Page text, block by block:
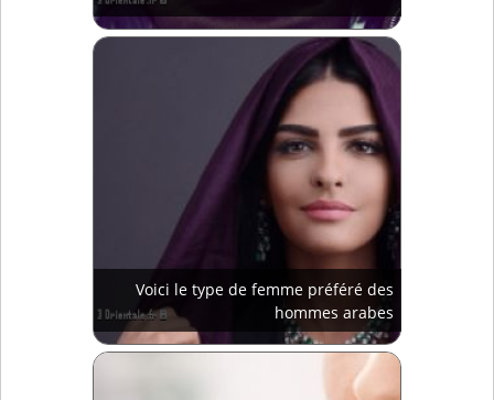
Beauté des gens d'Annaba
Voici le type de femme préféré des
hommes arabes